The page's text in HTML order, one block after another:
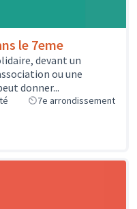
le 7eme
devant un
ou une
donner...
7e arrondissement